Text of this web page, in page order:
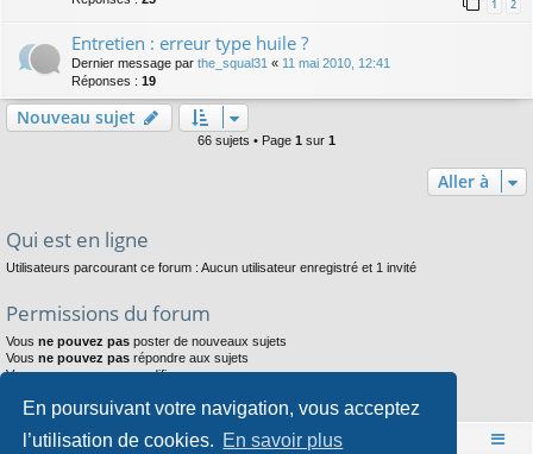
En poursuivant votre navigation, vous acceptez
l’utilisation de cookies. En savoir plus
1 2
Entretien : erreur type huile ?
Dernier message par the_squal31 « 11 mai 2010, 12:41
Réponses : 19
Nouveau sujet
66 sujets • Page 1 sur 1
Aller à
Qui est en ligne
Utilisateurs parcourant ce forum : Aucun utilisateur enregistré et 1 invité
Permissions du forum
Vous ne pouvez pas poster de nouveaux sujets
Vous ne pouvez pas répondre aux sujets
Vousne pouvez pasmodifier vos messages
Vousne pouvez pasjoindre des fichiers
Accueil Index du forum